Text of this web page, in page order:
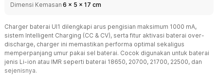
Dimensi Kemasan 6 x 5 x 17 cm
Charger baterai UI1 dilengkapi arus pengisian maksimum 1000 mA,
sistem Intelligent Charging (CC & CV), serta fitur aktivasi baterai over-
discharge, charger ini memastikan performa optimal sekaligus
memperpanjang umur pakai sel baterai. Cocok digunakan untuk baterai
jenis Li-ion atau IMR seperti baterai 18650, 20700, 21700, 22500, dan
sejenisnya.